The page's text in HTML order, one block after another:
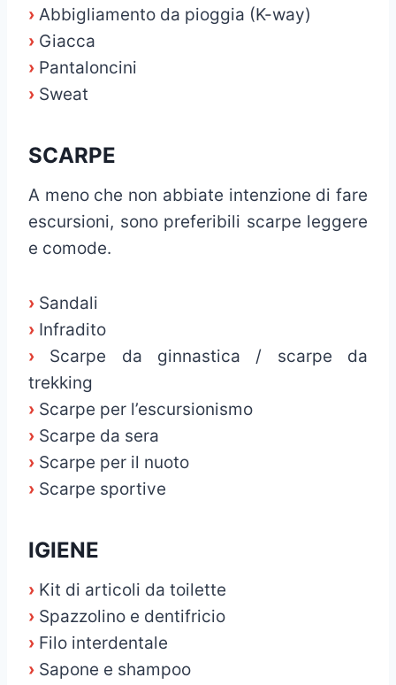
› Abbigliamento da pioggia (K-way)
› Giacca
› Pantaloncini
› Sweat
SCARPE
A meno che non abbiate intenzione di fare
escursioni, sono preferibili scarpe leggere
e comode.
› Sandali
› Infradito
›
Scarpe da ginnastica / scarpe da
trekking
› Scarpe per l’escursionismo
› Scarpe da sera
› Scarpe per il nuoto
› Scarpe sportive
IGIENE
› Kit di articoli da toilette
› Spazzolino e dentifricio
› Filo interdentale
› Sapone e shampoo